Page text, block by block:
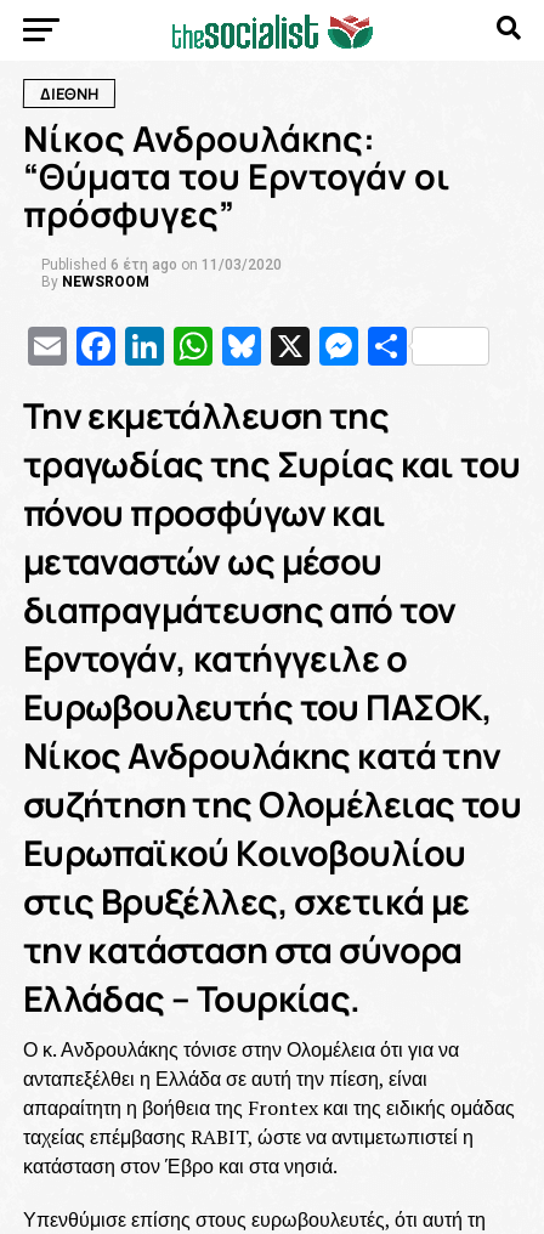
ΔΙΕΘΝΗ
Nίκος Ανδρουλάκης:
“Θύματα του Ερντογάν οι
πρόσφυγες”
Published 6 έτη ago on 11/03/2020
By NEWSROOM
EmailFacebook
LinkedIn
WhatsApp
Bluesky
X
Την εκμετάλλευση της
τραγωδίας της Συρίας και του
πόνου προσφύγων και
μεταναστών ως μέσου
διαπραγμάτευσης από τον
Ερντογάν, κατήγγειλε ο
Ευρωβουλευτής του ΠΑΣΟΚ,
Νίκος Ανδρουλάκης κατά την
συζήτηση της Ολομέλειας του
Ευρωπαϊκού Κοινοβουλίου
στις Βρυξέλλες, σχετικά με
την κατάσταση στα σύνορα
Ελλάδας – Τουρκίας.
Ο κ. Ανδρουλάκης τόνισε στην Ολομέλεια ότι για να
ανταπεξέλθει η Ελλάδα σε αυτή την πίεση, είναι
απαραίτητη η βοήθεια της Frontex και της ειδικής ομάδας
ταχείας επέμβασης RABIT, ώστε να αντιμετωπιστεί η
κατάσταση στον Έβρο και στα νησιά.
Υπενθύμισε επίσης στους ευρωβουλευτές, ότι αυτή τη